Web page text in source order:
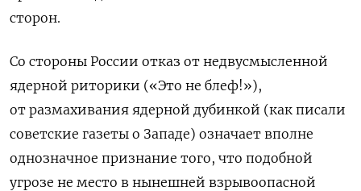
сторон.
Со стороны России отказ от недвусмысленной
ядерной риторики («Это не блеф!»),
от размахивания ядерной дубинкой (как писали
советские газеты о Западе) означает вполне
однозначное признание того, что подобной
угрозе не место в нынешней взрывоопасной